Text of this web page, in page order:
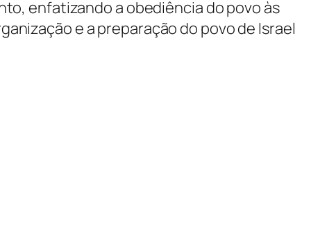
enfatizando a obediência do povo às
e a preparação do povo de Israel